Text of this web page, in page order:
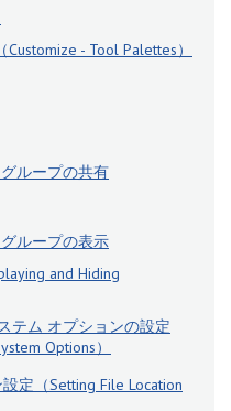
- Tool Palettes）
ループの共有
ループの表示
and Hiding
テム オプションの設定
Options）
定（Setting File Location